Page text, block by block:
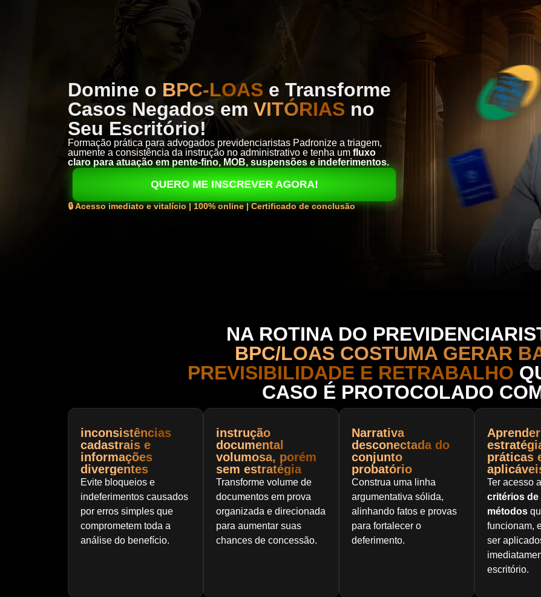
Domine o BPC-LOAS e Transforme
Casos Negadosem VITÓRIAS no
Seu Escritório!
Formação prática para advogados previdenciaristas Padronize a triagem,
aumente a consistência da instrução no administrativo e tenha um fluxo
claro para atuação em pente-fino, MOB, suspensões e indeferimentos.
QUERO ME INSCREVER AGORA!
🔒 Acesso imediato e vitalício | 100% online | Certificado de conclusão
NA ROTINA DO
BPC/LOAS COSTUMA GERAR
PREVISIBILIDADE E RETRABALHO
CASO É PROTOCOLADO
inconsistências
cadastrais e
informações
divergentes
Evite bloqueios e
indeferimentos causados
por erros simples que
comprometem toda a
análise do benefício.
instrução
documental
volumosa, porém
sem estratégia
Transforme volume de
documentos em prova
organizada e direcionada
para aumentar suas
chances de concessão.
Narrativa
desconectada do
conjunto
probatório
Construa uma linha
argumentativa sólida,
alinhando fatos e provas
para fortalecer o
deferimento.
Aprender
práticas
Ter acesso a
critérios de
métodos
funcionam,
ser
escritório.